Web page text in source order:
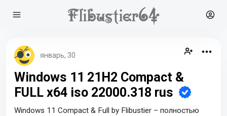
январь, 30
Windows 11 21H2 Compact &
FULL x64 iso 22000.318 rus
Windows 11 Compact & Full by Flibustier – полностью